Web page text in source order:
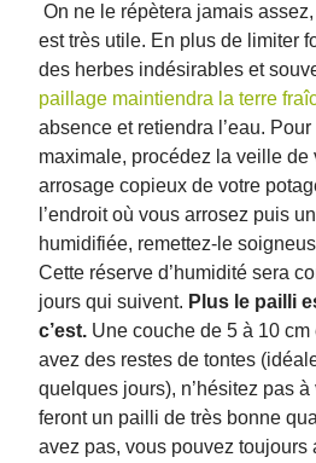
On ne le répètera jamais
est très utile. En plus de limiter
des herbes indésirables et
paillage maintiendra la terre
absence et retiendra l’eau.
maximale, procédez la veille de
arrosage copieux de votre
l’endroit où vous arrosez puis
humidifiée, remettez-le
Cette réserve d’humidité sera
jours qui suivent. Plus le pailli
c’est. Une couche de 5 à 10
avez des restes de tontes
quelques jours), n’hésitez pas
feront un pailli de très bonne
avez pas, vous pouvez toujours